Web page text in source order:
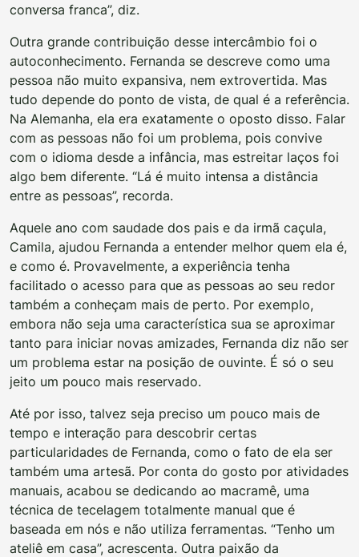
conversa franca”, diz.
Outra grande contribuição desse intercâmbio foi o
autoconhecimento. Fernanda se descreve como uma
pessoa não muito expansiva, nem extrovertida. Mas
tudo depende do ponto de vista, de qual é a referência.
Na Alemanha, ela era exatamente o oposto disso. Falar
com as pessoas não foi um problema, pois convive
com o idioma desde a infância, mas estreitar laços foi
algo bem diferente. “Lá é muito intensa a distância
entre as pessoas”, recorda.
Aquele ano com saudade dos pais e da irmã caçula,
Camila, ajudou Fernanda a entender melhor quem ela é,
e como é. Provavelmente, a experiência tenha
facilitado o acesso para que as pessoas ao seu redor
também a conheçam mais de perto. Por exemplo,
embora não seja uma característica sua se aproximar
tanto para iniciar novas amizades, Fernanda diz não ser
um problema estar na posição de ouvinte. É só o seu
jeito um pouco mais reservado.
Até por isso, talvez seja preciso um pouco mais de
tempo e interação para descobrir certas
particularidades de Fernanda, como o fato de ela ser
também uma artesã. Por conta do gosto por atividades
manuais, acabou se dedicando ao macramê, uma
técnica de tecelagem totalmente manual que é
baseada em nós e não utiliza ferramentas. “Tenho um
ateliê em casa”, acrescenta. Outra paixão da